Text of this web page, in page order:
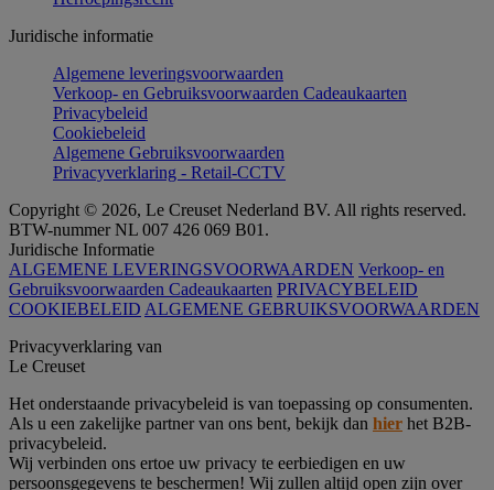
Juridische informatie
Algemene leveringsvoorwaarden
Verkoop- en Gebruiksvoorwaarden Cadeaukaarten
Privacybeleid
Cookiebeleid
Algemene Gebruiksvoorwaarden
Privacyverklaring - Retail-CCTV
Copyright © 2026, Le Creuset Nederland BV. All rights reserved.
BTW-nummer NL 007 426 069 B01.
Juridische Informatie
ALGEMENE LEVERINGSVOORWAARDEN Verkoop- en
Gebruiksvoorwaarden Cadeaukaarten PRIVACYBELEID
COOKIEBELEID ALGEMENE GEBRUIKSVOORWAARDEN
Privacyverklaring van
Le Creuset
Het onderstaande privacybeleid is van toepassing op consumenten.
Als u een zakelijke partner van ons bent, bekijk dan hier het B2B-
privacybeleid.
Wij verbinden ons ertoe uw privacy te eerbiedigen en uw
persoonsgegevens te beschermen! Wij zullen altijd open zijn over